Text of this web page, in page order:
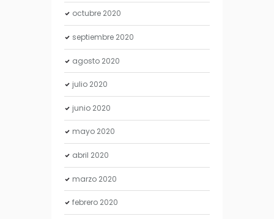
octubre 2020
septiembre 2020
agosto 2020
julio 2020
junio 2020
mayo 2020
abril 2020
marzo 2020
febrero 2020